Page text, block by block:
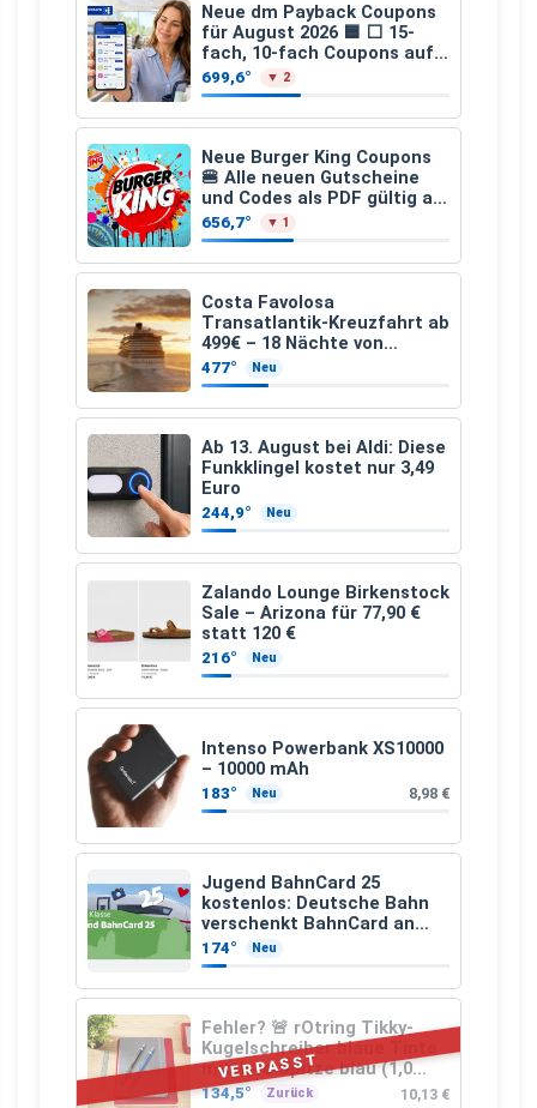
Neue dm Payback Coupons
für August 2026 🟦 ⬜ 15-
fach, 10-fach Coupons auf
den gesamten Einkauf ab 2
€
699,6° ▼ 2
Neue Burger King Coupons
🍔 Alle neuen Gutscheine
und Codes als PDF gültig ab
25.07.2026 bis 04.09.2026
656,7° ▼ 1
Costa Favolosa
Transatlantik-Kreuzfahrt ab
499€ – 18 Nächte von
Hamburg nach Guadeloupe
477° Neu
Ab 13. August bei Aldi: Diese
Funkklingel kostet nur 3,49
Euro
244,9° Neu
Zalando Lounge Birkenstock
Sale – Arizona für 77,90 €
statt 120 €
216° Neu
Intenso Powerbank XS10000
– 10000 mAh
183° Neu 8,98 €
Jugend BahnCard 25
kostenlos: Deutsche Bahn
verschenkt BahnCard an
Kinder und Jugendliche
174° Neu
VERPASST
Fehler? 🚨 rOtring Tikky-
Kugelschreiber blaue Tinte
mittlere Spitze blau (1,0
mm – 12 Stück)
134,5° Zurück 10,13 €